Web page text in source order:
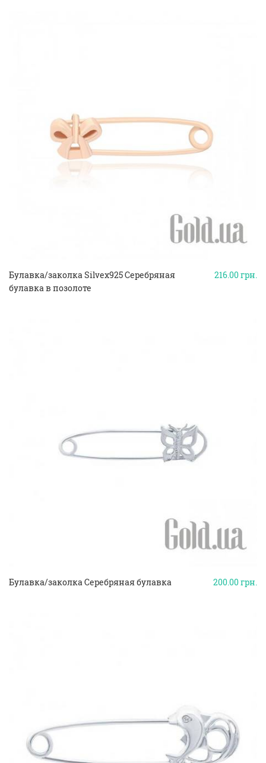
216.00грн.
Булавка/заколка Silvex925 Серебряная
булавка в позолоте
200.00грн.
Булавка/заколка Серебряная булавка